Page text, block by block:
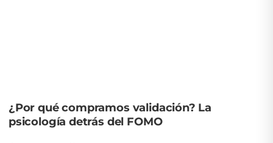
¿Por qué compramos validación? La
psicología detrás del FOMO